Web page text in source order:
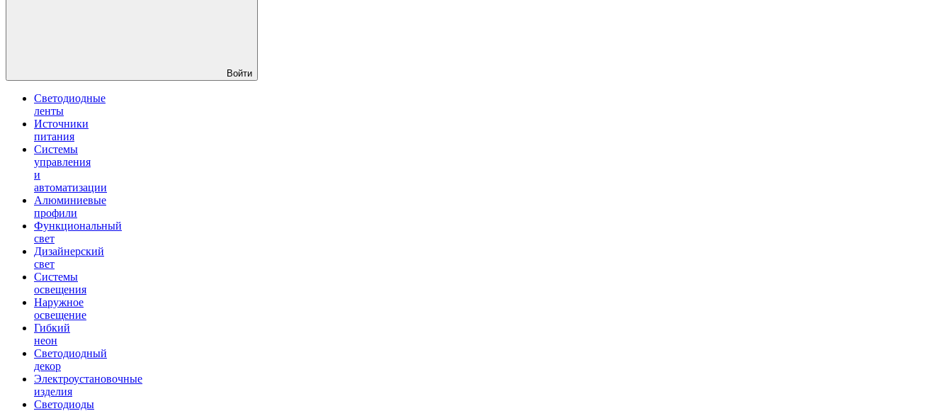
Войти
Светодиодные
ленты
Источники
питания
Системы
управления
и
автоматизации
Алюминиевые
профили
Функциональный
свет
Дизайнерский
свет
Системы
освещения
Наружное
освещение
Гибкий
неон
Светодиодный
декор
Электроустановочные
изделия
Светодиоды